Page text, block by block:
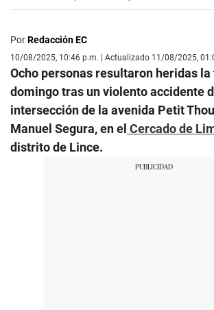
PorRedacción EC
10/08/2025, 10:46 p.m. | Actualizado 11/08/2025,
Ocho personas resultaron heridas
domingo tras un violento accidente
intersección de la avenida Petit
Manuel Segura, en el Cercado de
distrito de Lince.